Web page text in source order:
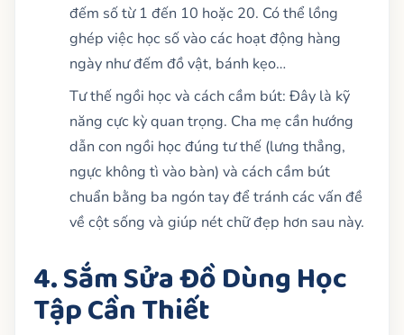
đếm số từ 1 đến 10 hoặc 20. Có thể lồng
ghép việc học số vào các hoạt động hàng
ngày như đếm đồ vật, bánh kẹo…
Tư thế ngồi học và cách cầm bút: Đây là kỹ
năng cực kỳ quan trọng. Cha mẹ cần hướng
dẫn con ngồi học đúng tư thế (lưng thẳng,
ngực không tì vào bàn) và cách cầm bút
chuẩn bằng ba ngón tay để tránh các vấn đề
về cột sống và giúp nét chữ đẹp hơn sau này.
4. Sắm Sửa Đồ Dùng Học
Tập Cần Thiết